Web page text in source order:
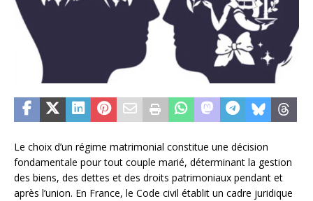
Le choix d’un régime matrimonial constitue une décision
fondamentale pour tout couple marié, déterminant la gestion
des biens, des dettes et des droits patrimoniaux pendant et
après l’union. En France, le Code civil établit un cadre juridique